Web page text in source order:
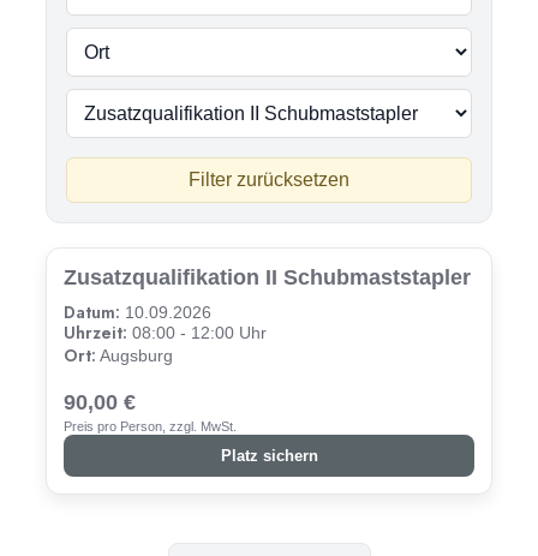
Filter zurücksetzen
Zusatzqualifikation II Schubmaststapler
Datum: 10.09.2026
Uhrzeit: 08:00 - 12:00 Uhr
Ort: Augsburg
90,00 €
Preis pro Person, zzgl. MwSt.
Platz sichern